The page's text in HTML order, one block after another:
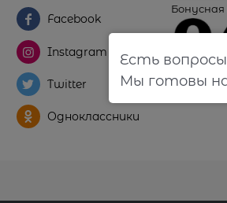
Facebook
Instagram
Twitter
Одноклассники
Есть
Мы готовы